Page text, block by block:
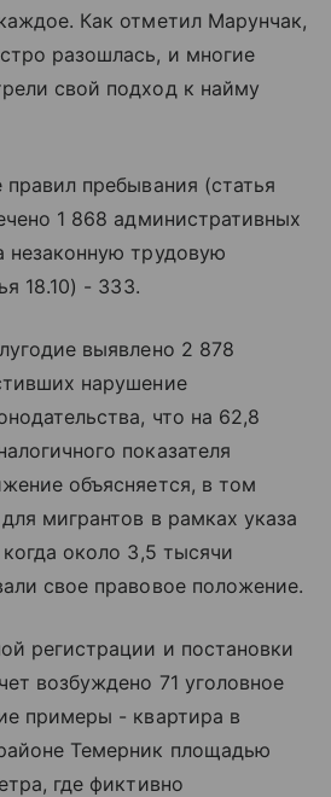
Как отметил Марунчак,
разошлась, и многие
свой подход к найму
пребывания (статья
1 868 административных
незаконную трудовую
18.10) - 333.
выявлено 2 878
нарушение
что на 62,8
показателя
объясняется, в том
мигрантов в рамках указа
около 3,5 тысячи
свое правовое положение.
регистрации и постановки
возбуждено 71 уголовное
примеры - квартира в
Темерник площадью
где фиктивно